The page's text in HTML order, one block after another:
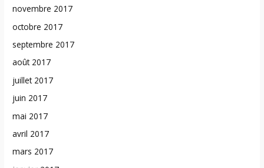
novembre 2017
octobre 2017
septembre 2017
août 2017
juillet 2017
juin 2017
mai 2017
avril 2017
mars 2017